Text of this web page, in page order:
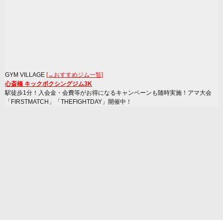
GYM VILLAGE [→おすすめジム一覧]
心斎橋 キックボクシングジム3K
駅徒歩1分！入会金・会費等がお得になるキャンペーンも随時実施！アマ大会
「FIRSTMATCH」「THEFIGHTDAY」開催中！